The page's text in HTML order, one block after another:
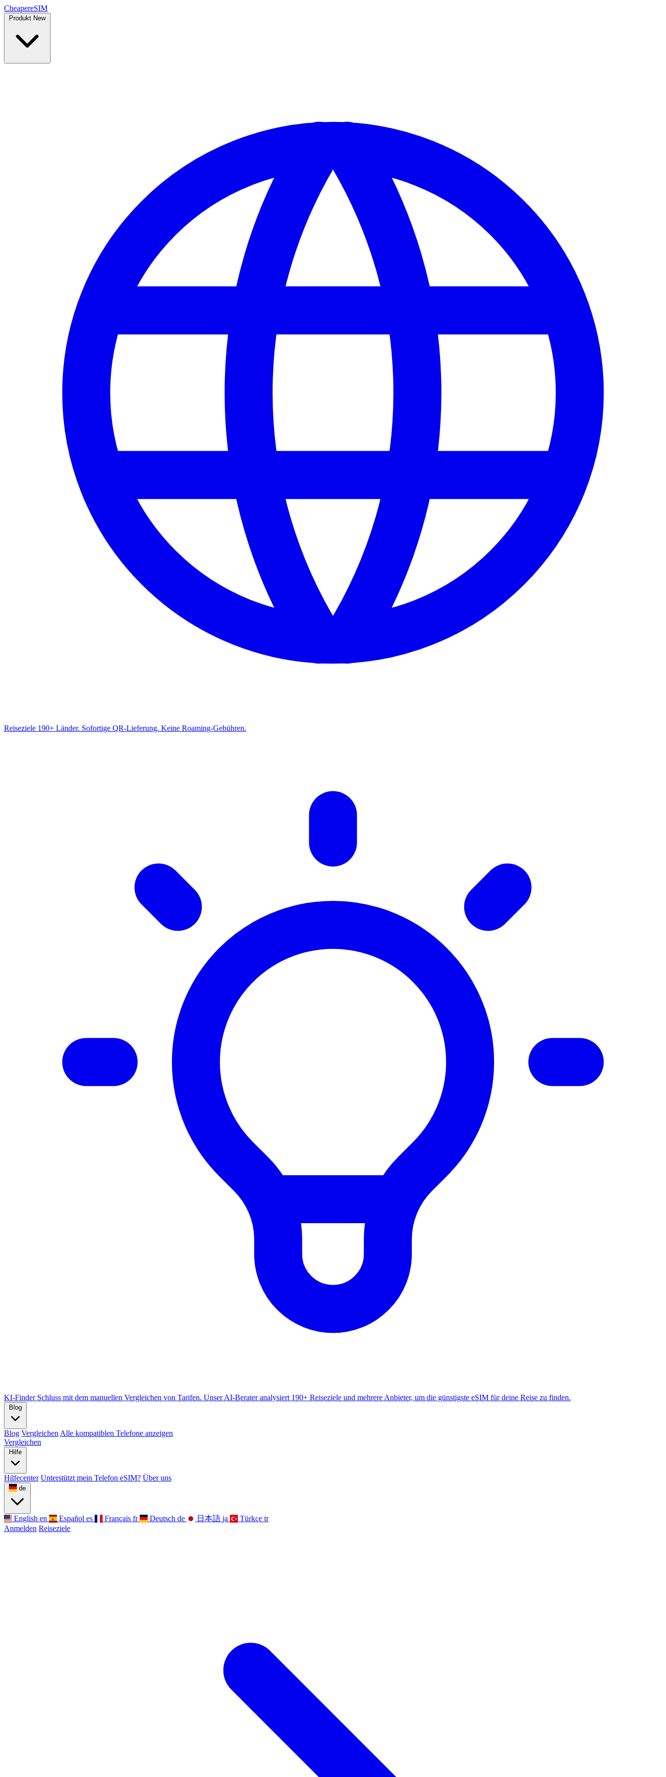
CheapereSIM
Produkt New
Reiseziele 190+ Länder. Sofortige QR-Lieferung. Keine Roaming-Gebühren.
KI-Finder Schluss mit dem manuellen Vergleichen von Tarifen. Unser AI-Berater analysiert 190+ Reiseziele und mehrere Anbieter, um die günstigste eSIM für deine Reise zu finden.
Blog
Blog Vergleichen Alle kompatiblen Telefone anzeigen
Vergleichen
Hilfe
Hilfecenter Unterstützt mein Telefon eSIM? Über uns
de
English en Español es Français fr Deutsch de 日本語 ja Türkçe tr
Anmelden Reiseziele